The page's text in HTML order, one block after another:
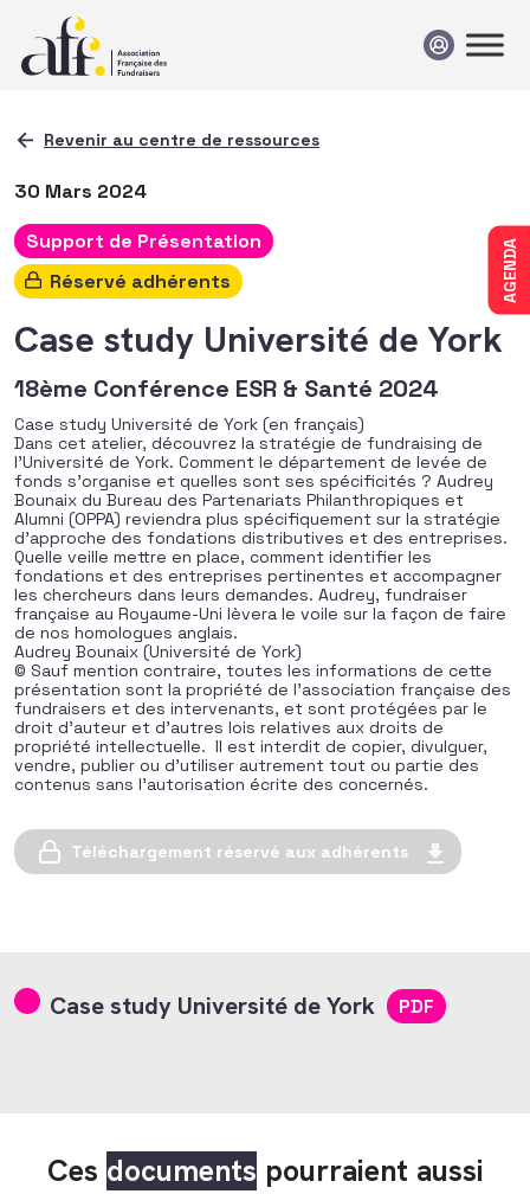
AGENDA
Revenir au centre de ressources
30 Mars 2024
Support de Présentation
Réservé adhérents
Case study Université de York
18ème Conférence ESR & Santé 2024
Case study Université de York (en français)
Dans cet atelier, découvrez la stratégie de fundraising de
l’Université de York. Comment le département de levée de
fonds s’organise et quelles sont ses spécificités ? Audrey
Bounaix du Bureau des Partenariats Philanthropiques et
Alumni (OPPA) reviendra plus spécifiquement sur la stratégie
d’approche des fondations distributives et des entreprises.
Quelle veille mettre en place, comment identifier les
fondations et des entreprises pertinentes et accompagner
les chercheurs dans leurs demandes. Audrey, fundraiser
française au Royaume-Uni lèvera le voile sur la façon de faire
de nos homologues anglais.
Audrey Bounaix (Université de York)
© Sauf mention contraire, toutes les informations de cette
présentation sont la propriété de l’association française des
fundraisers et des intervenants, et sont protégées par le
droit d’auteur et d’autres lois relatives aux droits de
propriété intellectuelle. Il est interdit de copier, divulguer,
vendre, publier ou d’utiliser autrement tout ou partie des
contenus sans l’autorisation écrite des concernés.
Téléchargement réservé aux adhérents
Case study Université de York PDF
Ces documents pourraient aussi